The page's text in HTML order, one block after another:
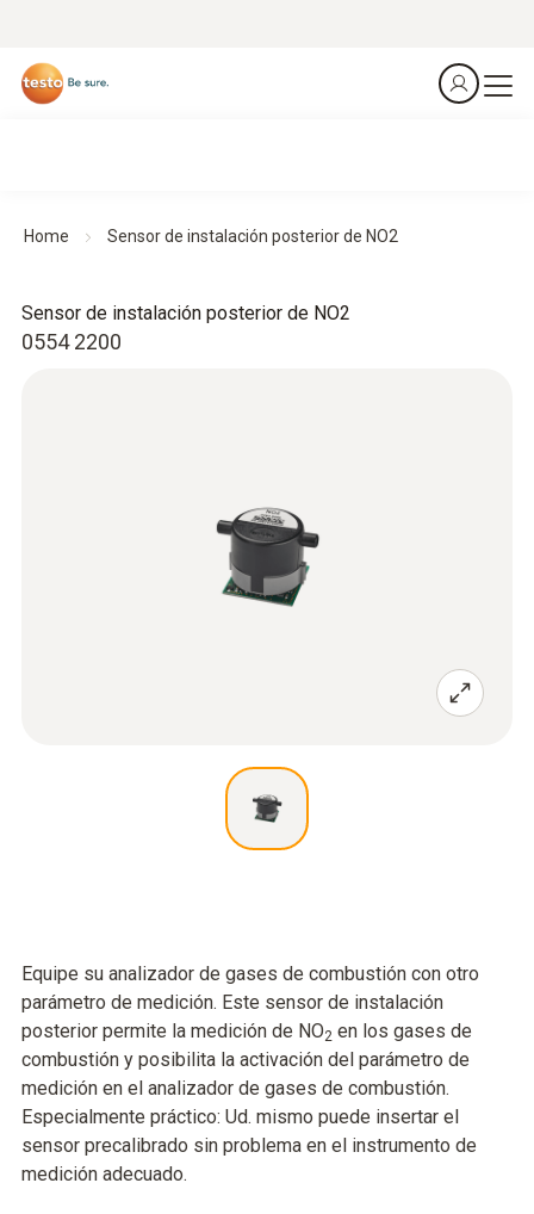
Home Sensor de instalación posterior de NO2
0554 2200
Sensor de instalación posterior de NO2
Equipe su analizador de gases de combustión con otro
parámetro de medición. Este sensor de instalación
posterior permite la medición de NO2 en los gases de
combustión y posibilita la activación del parámetro de
medición en el analizador de gases de combustión.
Especialmente práctico: Ud. mismo puede insertar el
sensor precalibrado sin problema en el instrumento de
medición adecuado.